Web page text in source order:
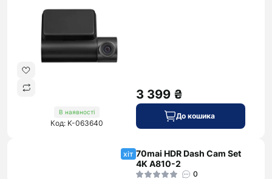
В наявності
Код: K-063640
3 399 ₴
До кошика
хіт 70mai HDR Dash Cam Set
4K A810-2
0